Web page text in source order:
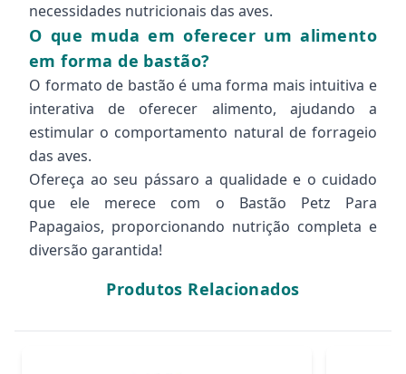
necessidades nutricionais das aves.
O que muda em oferecer um alimento
em forma de bastão?
O formato de bastão é uma forma mais intuitiva e
interativa de oferecer alimento, ajudando a
estimular o comportamento natural de forrageio
das aves.
Ofereça ao seu pássaro a qualidade e o cuidado
que ele merece com o Bastão Petz Para
Papagaios, proporcionando nutrição completa e
diversão garantida!
Produtos Relacionados